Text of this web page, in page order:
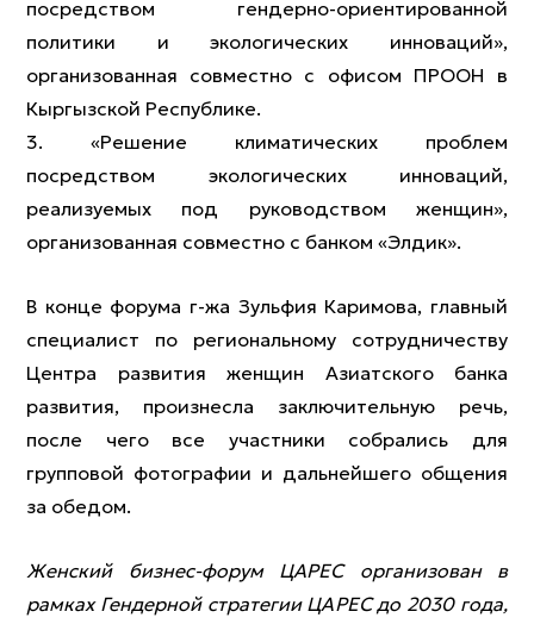
посредством гендерно-ориентированной
политики и экологических инноваций»,
организованная совместно с офисом ПРООН в
Кыргызской Республике.
3. «Решение климатических проблем
посредством экологических инноваций,
реализуемых под руководством женщин»,
организованная совместно с банком «Элдик».
В конце форума г-жа Зульфия Каримова, главный
специалист по региональному сотрудничеству
Центра развития женщин Азиатского банка
развития, произнесла заключительную речь,
после чего все участники собрались для
групповой фотографии и дальнейшего общения
за обедом.
Женский бизнес-форум ЦАРЕС организован в
рамках Гендерной стратегии ЦАРЕС до 2030 года,